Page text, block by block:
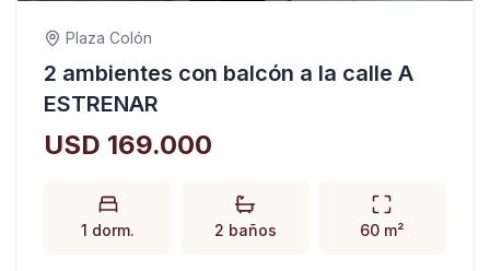
Plaza Colón
2 ambientes con balcón a la calle A
ESTRENAR
USD 169.000
1 dorm. 2 baños 60 m²